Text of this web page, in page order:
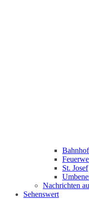
St. Josef
Nachrichten
Sehenswert